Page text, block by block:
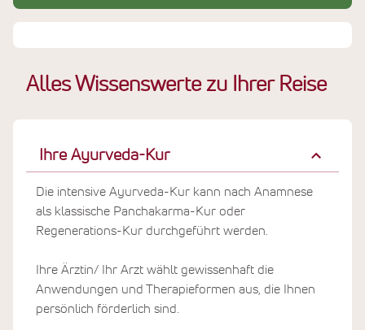
besondere Tage vor Ihnen!
neuen Videos, die Sie oben in der Galerie finden.
Alles Wissenswerte zu Ihrer Reise
Ihre Ayurveda-Kur
Die intensive Ayurveda-Kur kann nach Anamnese
als klassische Panchakarma-Kur oder
Regenerations-Kur durchgeführt werden.
Ihre Ärztin/ Ihr Arzt wählt gewissenhaft die
Anwendungen und Therapieformen aus, die Ihnen
persönlich förderlich sind.